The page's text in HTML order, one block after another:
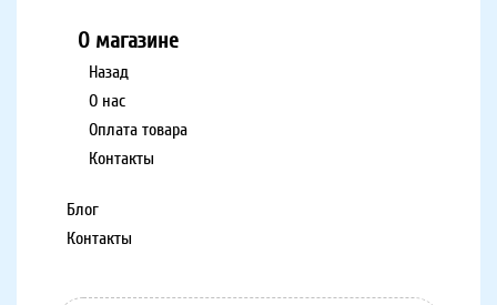
О магазине
Назад
О нас
Оплата товара
Контакты
Блог
Контакты